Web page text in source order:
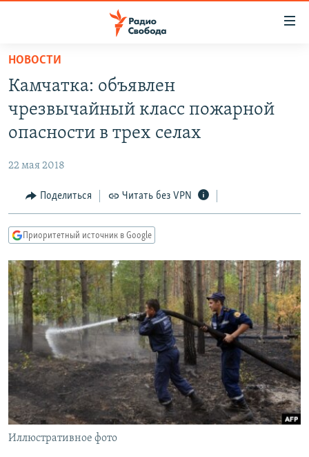
упрощенного
доступа
основному
Вернутся
Вернутся
поиску
АВТОРСКИЕ ПРОЕКТЫ
МНЕНИЯ
КУЛЬТУРА
КАВКАЗ.РЕАЛИИ
СЕВЕР.РЕАЛИИ
СИБИРЬ.РЕАЛИИ
РАСПИСАНИЕ ВЕЩАНИЯ
ПОДПИШИТЕСЬ НА РАССЫЛКУ
СОЦИАЛЬНЫЕ СЕТИ
НОВОСТИ
Камчатка: объявлен
чрезвычайный класс пожарной
опасности в трех селах
22 мая 2018
Поделиться Читать без VPN
Приоритетный источник в Google
Иллюстративное фото